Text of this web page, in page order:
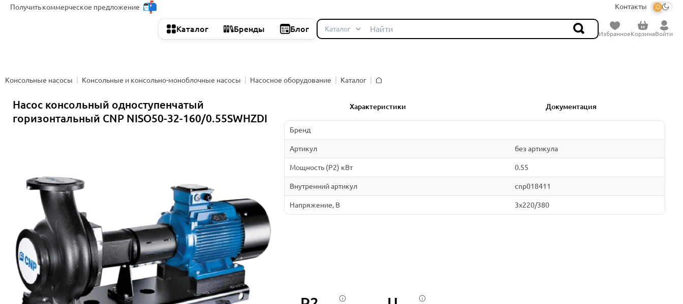
Получитькоммерческое предложение Контакты
Каталог Бренды Блог
ИзбранноеКорзинаВойти
Консольные насосы Консольные и консольно-моноблочные насосы Насосное оборудование
Каталог
Насос консольный одноступенчатый
горизонтальный CNP NISO50-32-160/0.55SWHZDI
Характеристики Документация
Бренд
Артикул без артикула
Мощность (P2) кВт 0.55
Внутренний артикул cnp018411
Напряжение, В 3x220/380